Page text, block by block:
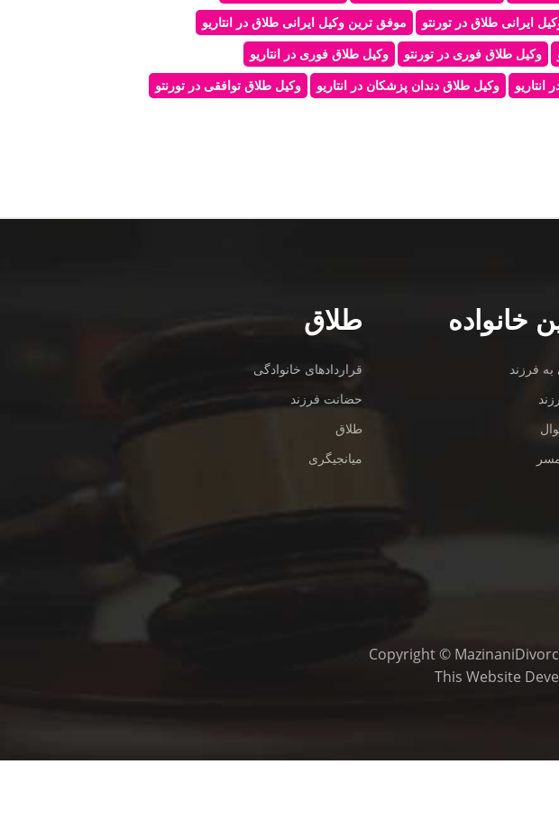
موفق ترین وکیل ایرانی طلاق در انتاریو
ایرانی طلاق در تورنتو
وکیل طلاق فوری در انتاریو
وکیل طلاق فوری در تورنتو
وکیل طلاق توافقی در تورنتو
وکیل طلاق دندان پزشکان در انتاریو
خانواده
فرزند
طلاق
قراردادهای خانوادگی
حضانت فرزند
طلاق
میانجیگری
This Website